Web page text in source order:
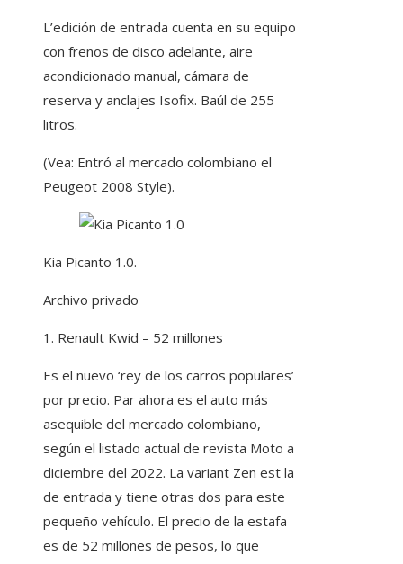
L’edición de entrada cuenta en su equipo
con frenos de disco adelante, aire
acondicionado manual, cámara de
reserva y anclajes Isofix. Baúl de 255
litros.
(Vea: Entró al mercado colombiano el
Peugeot 2008 Style).
Kia Picanto 1.0.
Archivo privado
1. Renault Kwid – 52 millones
Es el nuevo ‘rey de los carros populares’
por precio. Par ahora es el auto más
asequible del mercado colombiano,
según el listado actual de revista Moto a
diciembre del 2022. La variant Zen est la
de entrada y tiene otras dos para este
pequeño vehículo. El precio de la estafa
es de 52 millones de pesos, lo que